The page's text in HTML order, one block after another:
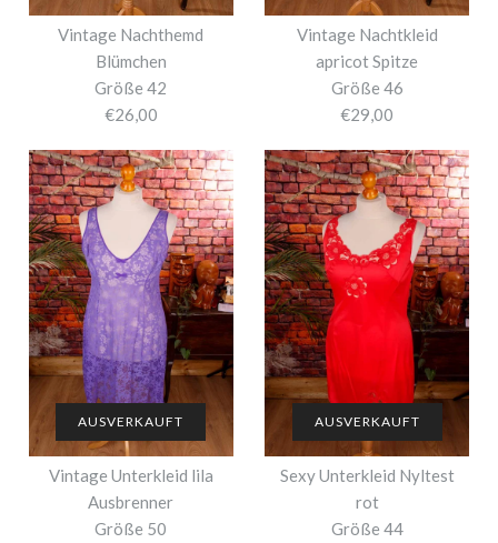
Vintage Nachthemd
Blümchen
Größe 42
€26,00
Vintage Nachtkleid
apricot Spitze
Größe 46
€29,00
AUSVERKAUFT
Vintage Unterkleid lila
Ausbrenner
Größe 50
AUSVERKAUFT
Sexy Unterkleid Nyltest
rot
Größe 44